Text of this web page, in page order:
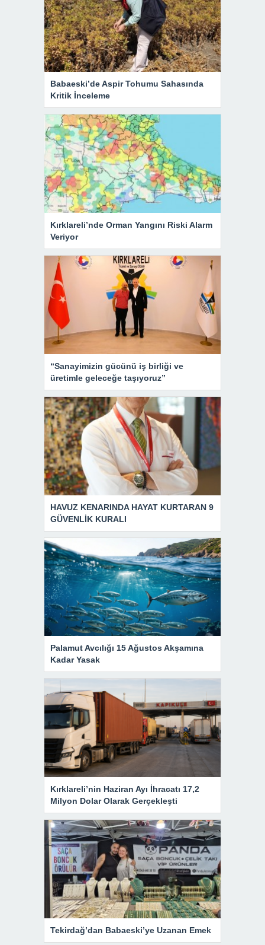
Babaeski’de Aspir Tohumu Sahasında
Kritik İnceleme
Kırklareli’nde Orman Yangını Riski Alarm
Veriyor
“Sanayimizin gücünü iş birliği ve
üretimle geleceğe taşıyoruz”
HAVUZ KENARINDA HAYAT KURTARAN 9
GÜVENLİK KURALI
Palamut Avcılığı 15 Ağustos Akşamına
Kadar Yasak
Kırklareli’nin Haziran Ayı İhracatı 17,2
Milyon Dolar Olarak Gerçekleşti
Tekirdağ’dan Babaeski’ye Uzanan Emek